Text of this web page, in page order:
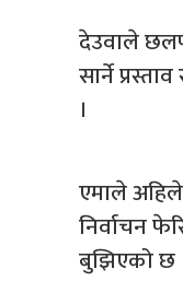
देउवाले
सार्ने
।
एमाले अहिले
निर्वाचन
बुझिएको छ